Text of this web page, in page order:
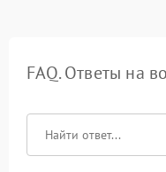
FAQ. Ответы на